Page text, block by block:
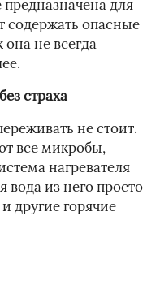
для
содержать опасные
не всегда
страха
не стоит.
все микробы,
нагревателя
вода из него просто
другие горячие